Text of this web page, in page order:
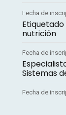
Fecha de
nutrición
Fecha de
Sistemas
Fecha de